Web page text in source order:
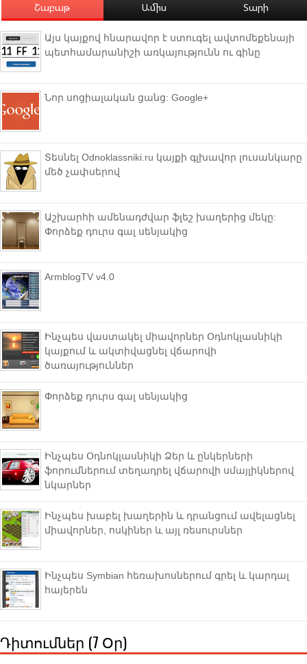
Շաբաթ Ամիս Տարի
Այս կայքով հնարավոր է ստուգել ավտոմեքենայի
պետհամարանիշի առկայությունն ու գինը
Նոր սոցիալական ցանց: Google+
Տեսնել Odnoklassniki.ru կայքի գլխավոր լուսանկարը
մեծ չափսերով
Աշխարհի ամենադժվար ֆլեշ խաղերից մեկը:
Փորձեք դուրս գալ սենյակից
ArmblogTV v4.0
Ինչպես վաստակել միավորներ Օդնոկլասնիկի
կայքում և ակտիվացնել վճարովի
ծառայություններ
Փորձեք դուրս գալ սենյակից
Ինչպես Օդնոկլասնիկի Ձեր և ընկերների
ֆորումներում տեղադրել վճարովի սմայլիկներով
նկարներ
Ինչպես խաբել խաղերին և դրանցում ավելացնել
միավորներ, ոսկիներ և այլ ռեսուրսներ
Ինչպես Symbian հեռախոսներում գրել և կարդալ
հայերեն
Դիտումներ (7 Օր)